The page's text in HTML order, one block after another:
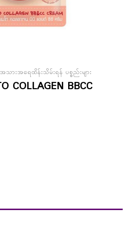
အသားအရေထိန်းသိမ်းရန် ပစ္စည်းများ
COLLAGEN BBCC